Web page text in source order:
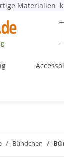
Materialien
Bündchen